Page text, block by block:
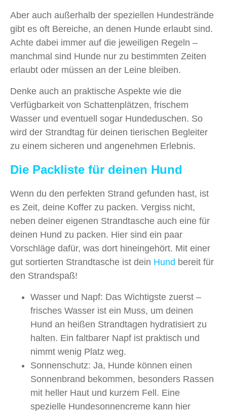
Aber auch außerhalb der speziellen Hundestrände
gibt es oft Bereiche, an denen Hunde erlaubt sind.
Achte dabei immer auf die jeweiligen Regeln –
manchmal sind Hunde nur zu bestimmten Zeiten
erlaubt oder müssen an der Leine bleiben.
Denke auch an praktische Aspekte wie die
Verfügbarkeit von Schattenplätzen, frischem
Wasser und eventuell sogar Hundeduschen. So
wird der Strandtag für deinen tierischen Begleiter
zu einem sicheren und angenehmen Erlebnis.
Die Packliste für deinen Hund
Wenn du den perfekten Strand gefunden hast, ist
es Zeit, deine Koffer zu packen. Vergiss nicht,
neben deiner eigenen Strandtasche auch eine für
deinen Hund zu packen. Hier sind ein paar
Vorschläge dafür, was dort hineingehört. Mit einer
gut sortierten Strandtasche ist dein Hund bereit für
den Strandspaß!
Wasser und Napf: Das Wichtigste zuerst –
frisches Wasser ist ein Muss, um deinen
Hund an heißen Strandtagen hydratisiert zu
halten. Ein faltbarer Napf ist praktisch und
nimmt wenig Platz weg.
Sonnenschutz: Ja, Hunde können einen
Sonnenbrand bekommen, besonders Rassen
mit heller Haut und kurzem Fell. Eine
spezielle Hundesonnencreme kann hier